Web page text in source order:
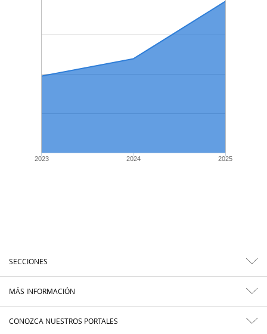
2023 2024 2025
SECCIONES
MÁS INFORMACIÓN
CONOZCA NUESTROS PORTALES